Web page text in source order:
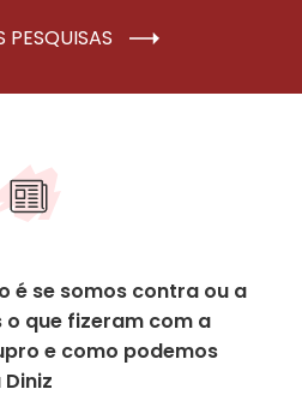
PESQUISAS
é se somos contra ou a
que fizeram com a
e como podemos